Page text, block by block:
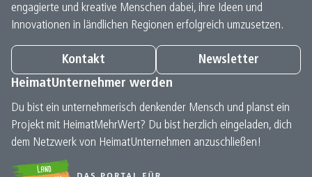
engagierte und kreative Menschen dabei, ihre Ideen und
Innovationen in ländlichen Regionen erfolgreich umzusetzen.
Kontakt
Newsletter
HeimatUnternehmer werden
Du bist ein unternehmerisch denkender Mensch und planst ein
Projekt mit HeimatMehrWert? Du bist herzlich eingeladen, dich
dem Netzwerk von HeimatUnternehmen anzuschließen!